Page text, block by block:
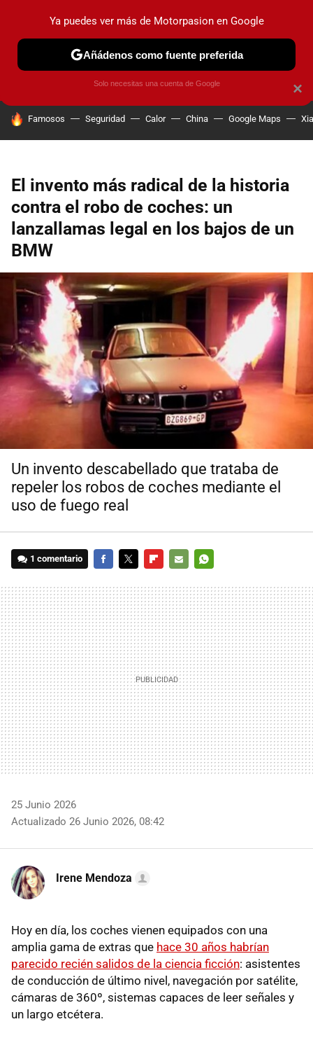
PRUEBAS COCHES ELÉCTRICOS OBSERVATORIO
HOY SE HABLA DE
Famosos Seguridad Calor China Google Maps
El invento más radical de la historia
contra el robo de coches: un
lanzallamas legal en los bajos de un
BMW
Un invento descabellado que trataba de
repeler los robos de coches mediante el
uso de fuego real
1 comentario
MAIL
25 Junio 2026
Actualizado 26 Junio 2026, 08:42
Irene Mendoza
Hoy en día, los coches vienen equipados con una
amplia gama de extras que hace 30 años habrían
parecido recién salidos de la ciencia ficción: asistentes
de conducción de último nivel, navegación por satélite,
cámaras de 360º, sistemas capaces de leer señales y
un largo etcétera.
×
Ya puedes ver más de Motorpasion en Google
Añádenos como fuente preferida
Solo necesitas una cuenta de Google